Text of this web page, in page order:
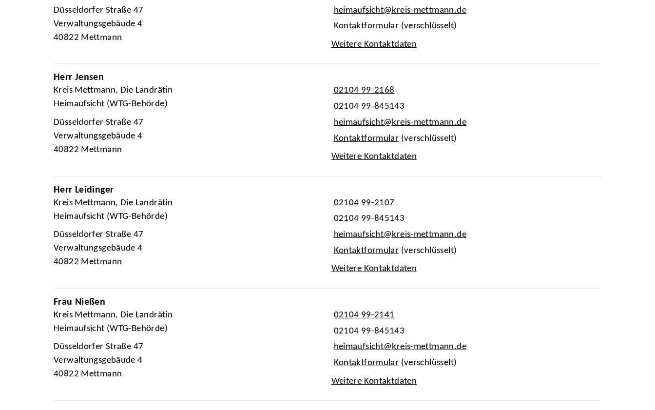
Düsseldorfer Straße 47
Verwaltungsgebäude 4
40822 Mettmann
heimaufsicht@kreis-mettmann.de
Kontaktformular (verschlüsselt)
Weitere Kontaktdaten
Herr Jensen
Kreis Mettmann, Die Landrätin
Heimaufsicht (WTG-Behörde)
Düsseldorfer Straße 47
Verwaltungsgebäude 4
40822 Mettmann
02104 99-2168
02104 99-845143
heimaufsicht@kreis-mettmann.de
Kontaktformular (verschlüsselt)
Weitere Kontaktdaten
Herr Leidinger
Kreis Mettmann, Die Landrätin
Heimaufsicht (WTG-Behörde)
Düsseldorfer Straße 47
Verwaltungsgebäude 4
40822 Mettmann
02104 99-2107
02104 99-845143
heimaufsicht@kreis-mettmann.de
Kontaktformular (verschlüsselt)
Weitere Kontaktdaten
Frau Nießen
Kreis Mettmann, Die Landrätin
Heimaufsicht (WTG-Behörde)
Düsseldorfer Straße 47
Verwaltungsgebäude 4
40822 Mettmann
02104 99-2141
02104 99-845143
heimaufsicht@kreis-mettmann.de
Kontaktformular (verschlüsselt)
Weitere Kontaktdaten